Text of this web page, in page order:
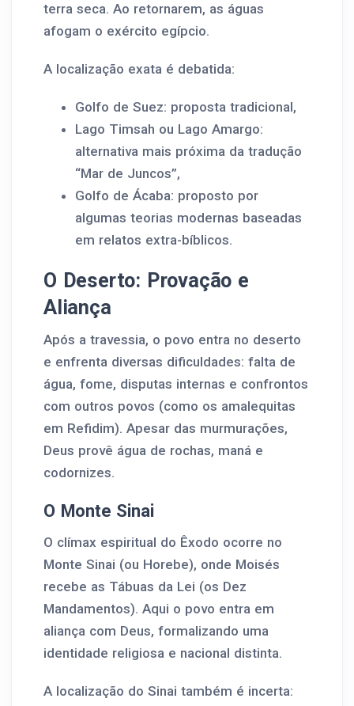
terra seca. Ao retornarem, as águas
afogam o exército egípcio.
A localização exata é debatida:
Golfo de Suez: proposta tradicional,
Lago Timsah ou Lago Amargo:
alternativa mais próxima da tradução
“Mar de Juncos”,
Golfo de Ácaba: proposto por
algumas teorias modernas baseadas
em relatos extra-bíblicos.
O Deserto: Provação e
Aliança
Após a travessia, o povo entra no deserto
e enfrenta diversas dificuldades: falta de
água, fome, disputas internas e confrontos
com outros povos (como os amalequitas
em Refidim). Apesar das murmurações,
Deus provê água de rochas, maná e
codornizes.
O Monte Sinai
O clímax espiritual do Êxodo ocorre no
Monte Sinai (ou Horebe), onde Moisés
recebe as Tábuas da Lei (os Dez
Mandamentos). Aqui o povo entra em
aliança com Deus, formalizando uma
identidade religiosa e nacional distinta.
A localização do Sinai também é incerta: